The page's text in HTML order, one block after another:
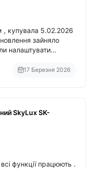
, купувала 5.02.2026
17 Березня 2026
SkyLux SK-
функції працюють .